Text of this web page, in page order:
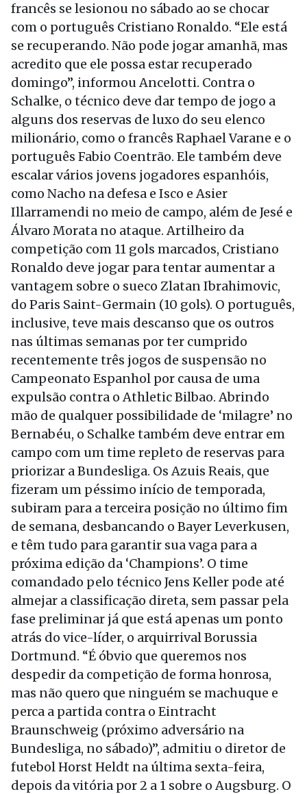
francês se lesionou no sábado ao se chocar
com o português Cristiano Ronaldo. “Ele está
se recuperando. Não pode jogar amanhã, mas
acredito que ele possa estar recuperado
domingo”, informou Ancelotti. Contra o
Schalke, o técnico deve dar tempo de jogo a
alguns dos reservas de luxo do seu elenco
milionário, como o francês Raphael Varane e o
português Fabio Coentrão. Ele também deve
escalar vários jovens jogadores espanhóis,
como Nacho na defesa e Isco e Asier
Illarramendi no meio de campo, além de Jesé e
Álvaro Morata no ataque. Artilheiro da
competição com 11 gols marcados, Cristiano
Ronaldo deve jogar para tentar aumentar a
vantagem sobre o sueco Zlatan Ibrahimovic,
do Paris Saint-Germain (10 gols). O português,
inclusive, teve mais descanso que os outros
nas últimas semanas por ter cumprido
recentemente três jogos de suspensão no
Campeonato Espanhol por causa de uma
expulsão contra o Athletic Bilbao. Abrindo
mão de qualquer possibilidade de ‘milagre’ no
Bernabéu, o Schalke também deve entrar em
campo com um time repleto de reservas para
priorizar a Bundesliga. Os Azuis Reais, que
fizeram um péssimo início de temporada,
subiram para a terceira posição no último fim
de semana, desbancando o Bayer Leverkusen,
e têm tudo para garantir sua vaga para a
próxima edição da ‘Champions’. O time
comandado pelo técnico Jens Keller pode até
almejar a classificação direta, sem passar pela
fase preliminar já que está apenas um ponto
atrás do vice-líder, o arquirrival Borussia
Dortmund. “É óbvio que queremos nos
despedir da competição de forma honrosa,
mas não quero que ninguém se machuque e
perca a partida contra o Eintracht
Braunschweig (próximo adversário na
Bundesliga, no sábado)”, admitiu o diretor de
futebol Horst Heldt na última sexta-feira,
depois da vitória por 2 a 1 sobre o Augsburg. O